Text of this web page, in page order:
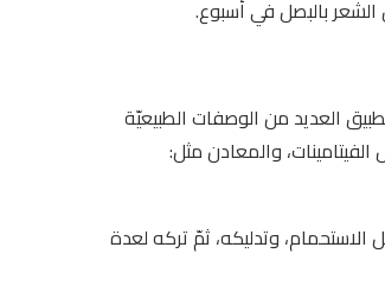
بالبصل في أسبوع.
العديد من الوصفات الطبيعيّة
والمعادن مثل:
وتدليكه، ثمّ تركه لعدة